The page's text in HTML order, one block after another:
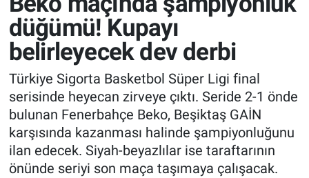
düğümü! Kupayı
belirleyecek dev derbi
Türkiye Sigorta Basketbol Süper Ligi final
serisinde heyecan zirveye çıktı. Seride 2-1 önde
bulunan Fenerbahçe Beko, Beşiktaş GAİN
karşısında kazanması halinde şampiyonluğunu
ilan edecek. Siyah-beyazlılar ise taraftarının
önünde seriyi son maça taşımaya çalışacak.